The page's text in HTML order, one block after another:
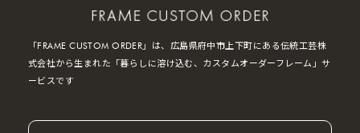
「FRAME CUSTOM ORDER」は、広島県府中市上下町にある伝統工芸株
式会社から生まれた「暮らしに溶け込む、カスタムオーダーフレーム」サ
ービスです